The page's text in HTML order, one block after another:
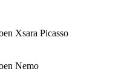
Xsara Picasso
Nemo